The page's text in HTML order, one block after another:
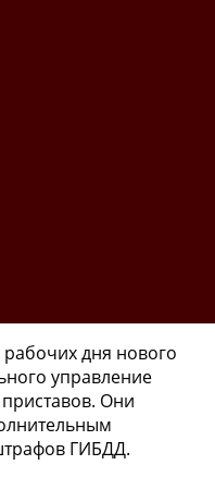
дня нового
управление
Они
ГИБДД.